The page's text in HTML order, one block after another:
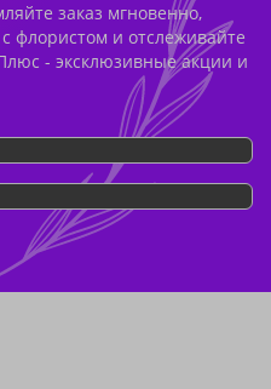
заказ мгновенно,
флористом и отслеживайте
- эксклюзивные акции и